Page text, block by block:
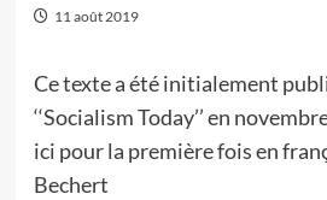
11 août 2019
Ce texte a été initialement
‘‘Socialism Today’’ en
ici pour la première fois en
Bechert